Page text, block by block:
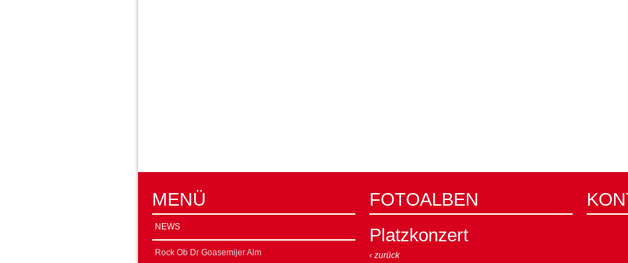
MENÜ
NEWS
Rock Ob Dr Goasemijer Alm
FOTOALBEN
Platzkonzert
‹ zurück